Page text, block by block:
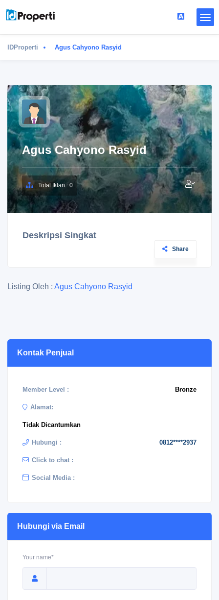
IDProperti Agus Cahyono Rasyid
Agus Cahyono Rasyid
Total Iklan : 0
Deskripsi Singkat
Share
Listing Oleh : Agus Cahyono Rasyid
Kontak Penjual
Member Level : Bronze
Alamat:
Tidak Dicantumkan
Hubungi : 0812****2937
Click to chat :
Social Media :
Hubungi via Email
Your name*